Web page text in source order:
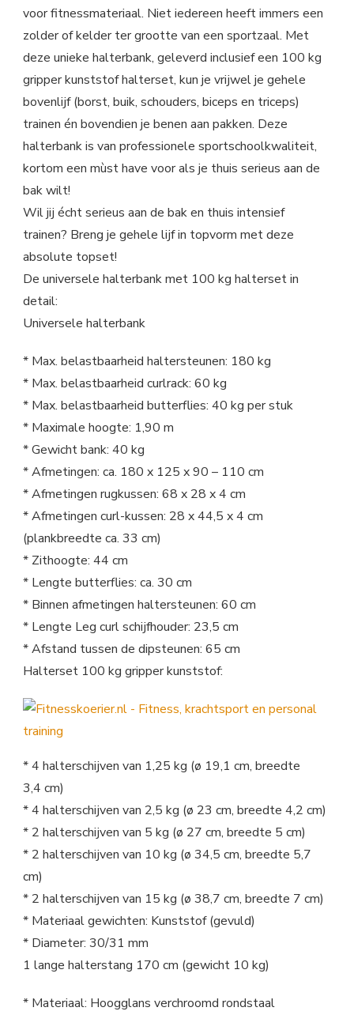
voor fitnessmateriaal. Niet iedereen heeft immers een
zolder of kelder ter grootte van een sportzaal. Met
deze unieke halterbank, geleverd inclusief een 100 kg
gripper kunststof halterset, kun je vrijwel je gehele
bovenlijf (borst, buik, schouders, biceps en triceps)
trainen én bovendien je benen aan pakken. Deze
halterbank is van professionele sportschoolkwaliteit,
kortom een mùst have voor als je thuis serieus aan de
bak wilt!
Wil jij écht serieus aan de bak en thuis intensief
trainen? Breng je gehele lijf in topvorm met deze
absolute topset!
De universele halterbank met 100 kg halterset in
detail:
Universele halterbank
* Max. belastbaarheid haltersteunen: 180 kg
* Max. belastbaarheid curlrack: 60 kg
* Max. belastbaarheid butterflies: 40 kg per stuk
* Maximale hoogte: 1,90 m
* Gewicht bank: 40 kg
* Afmetingen: ca. 180 x 125 x 90 – 110 cm
* Afmetingen rugkussen: 68 x 28 x 4 cm
* Afmetingen curl-kussen: 28 x 44,5 x 4 cm
(plankbreedte ca. 33 cm)
* Zithoogte: 44 cm
* Lengte butterflies: ca. 30 cm
* Binnen afmetingen haltersteunen: 60 cm
* Lengte Leg curl schijfhouder: 23,5 cm
* Afstand tussen de dipsteunen: 65 cm
Halterset 100 kg gripper kunststof:
* 4 halterschijven van 1,25 kg (ø 19,1 cm, breedte
3,4 cm)
* 4 halterschijven van 2,5 kg (ø 23 cm, breedte 4,2 cm)
* 2 halterschijven van 5 kg (ø 27 cm, breedte 5 cm)
* 2 halterschijven van 10 kg (ø 34,5 cm, breedte 5,7
cm)
* 2 halterschijven van 15 kg (ø 38,7 cm, breedte 7 cm)
* Materiaal gewichten: Kunststof (gevuld)
* Diameter: 30/31 mm
1 lange halterstang 170 cm (gewicht 10 kg)
* Materiaal: Hoogglans verchroomd rondstaal